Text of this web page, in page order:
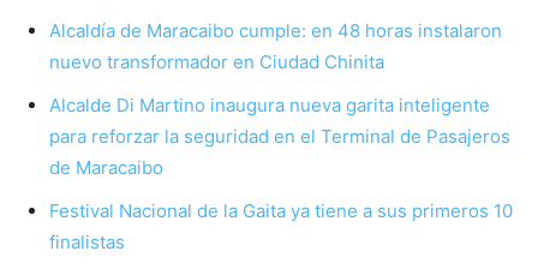
Alcaldía de Maracaibo cumple: en 48 horas instalaron
nuevo transformador en Ciudad Chinita
Alcalde Di Martino inaugura nueva garita inteligente
para reforzar la seguridad en el Terminal de Pasajeros
de Maracaibo
Festival Nacional de la Gaita ya tiene a sus primeros 10
finalistas